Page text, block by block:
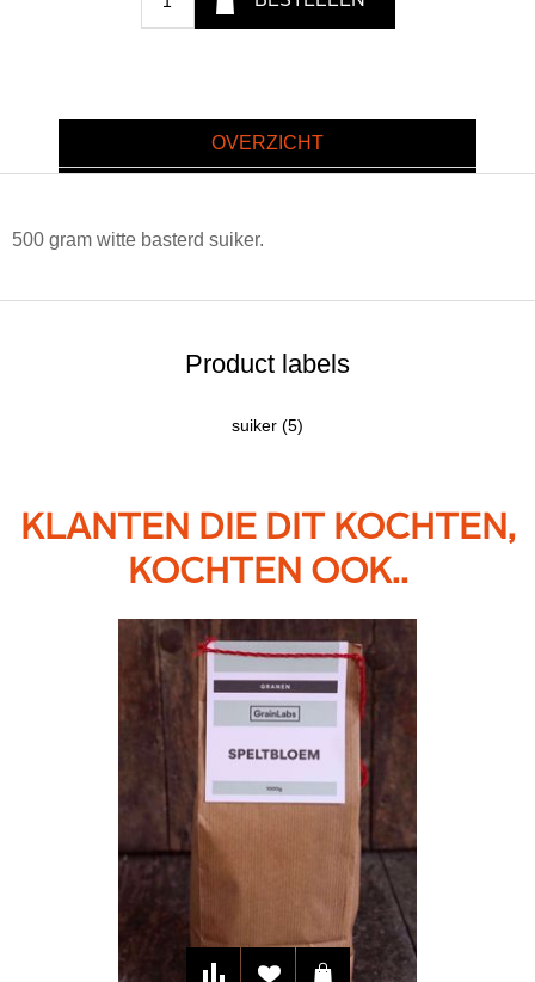
OVERZICHT
500 gram witte basterd suiker.
Product labels
suiker (5)
KLANTEN DIE DIT KOCHTEN,
KOCHTEN OOK..